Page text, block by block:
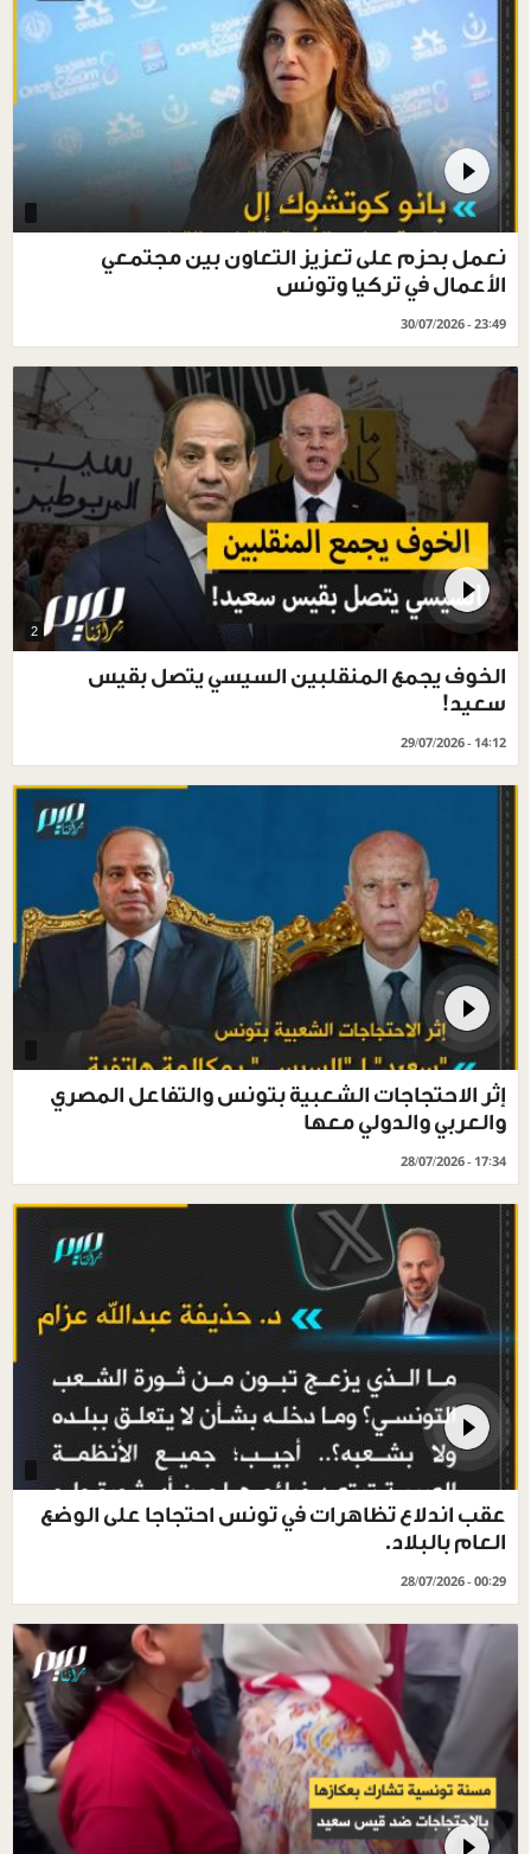
نعمل بحزم على تعزيز التعاون بين مجتمعي
الأعمال في تركيا وتونس
30/07/2026 - 23:49
2
الخوف يجمع المنقلبين السيسي يتصل بقيس
سعيد!
29/07/2026 - 14:12
إثر الاحتجاجات الشعبية بتونس والتفاعل المصري
والعربي والدولي معها
28/07/2026 - 17:34
عقب اندلاع تظاهرات في تونس احتجاجا على الوضع
العام بالبلاد.
28/07/2026 - 00:29